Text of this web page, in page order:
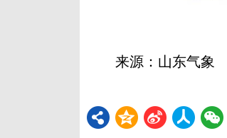
来源：山东气象